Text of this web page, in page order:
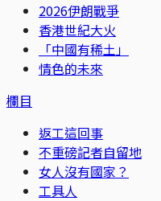
2026伊朗戰爭
香港世紀大火
「中國有稀土」
情色的未來
欄目
返工這回事
不重磅記者自留地
女人沒有國家？
工具人